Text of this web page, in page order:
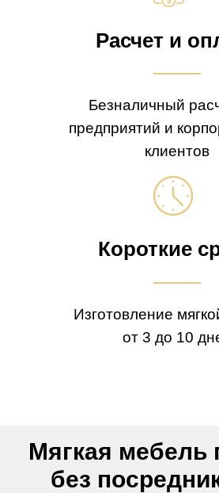
Расчет и
Безналичный
предприятий и
клиентов
Короткие
Изготовление
от 3 до 10
Мягкая мебель
без